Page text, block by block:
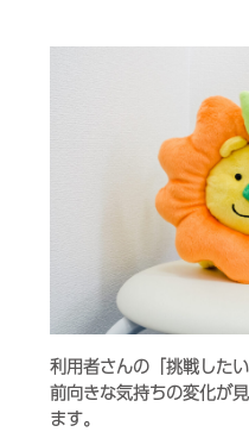
利用者さんの「挑戦した
前向きな気持ちの変化が
ます。